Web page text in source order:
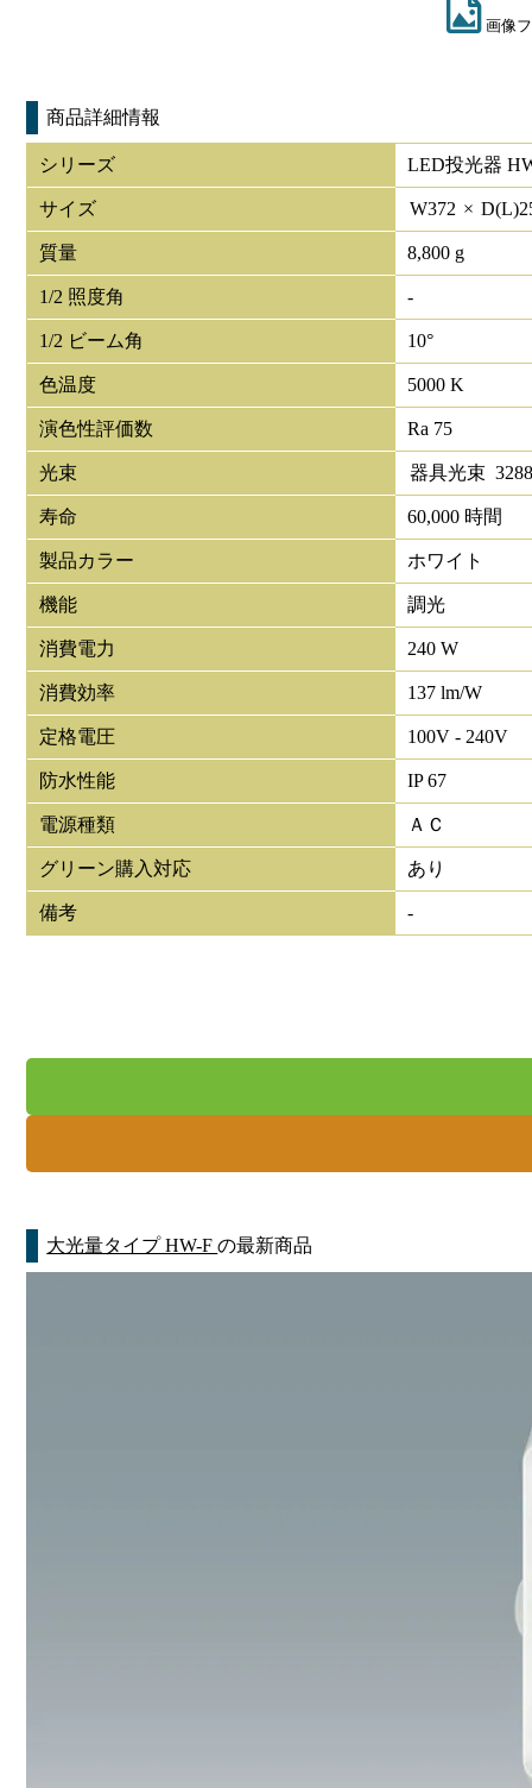
画像
商品詳細情報
シリーズ LED投光器
サイズ W372 × D(L)
質量 8,800 g
1/2 照度角 -
1/2 ビーム角 10°
色温度 5000 K
演色性評価数 Ra 75
光束 器具光束
寿命 60,000 時間
製品カラー ホワイト
機能 調光
消費電力 240 W
消費効率 137 lm/W
定格電圧 100V - 240V
防水性能 IP 67
電源種類 ＡＣ
グリーン購入対応 あり
備考 -
大光量タイプ HW-Fの最新商品